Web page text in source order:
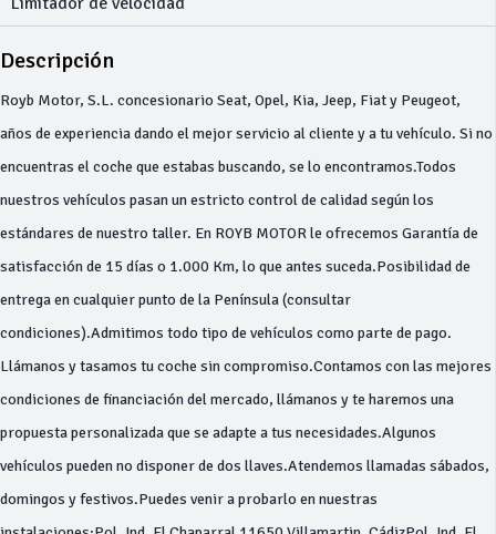
Descripción
Royb Motor, S.L. concesionario Seat, Opel, Kia, Jeep, Fiat y Peugeot,
años de experiencia dando el mejor servicio al cliente y a tu vehículo. Si no
encuentras el coche que estabas buscando, se lo encontramos.Todos
nuestros vehículos pasan un estricto control de calidad según los
estándares de nuestro taller. En ROYB MOTOR le ofrecemos Garantía de
satisfacción de 15 días o 1.000 Km, lo que antes suceda.Posibilidad de
entrega en cualquier punto de la Península (consultar
condiciones).Admitimos todo tipo de vehículos como parte de pago.
Llámanos y tasamos tu coche sin compromiso.Contamos con las mejores
condiciones de financiación del mercado, llámanos y te haremos una
propuesta personalizada que se adapte a tus necesidades.Algunos
vehículos pueden no disponer de dos llaves.Atendemos llamadas sábados,
domingos y festivos.Puedes venir a probarlo en nuestras